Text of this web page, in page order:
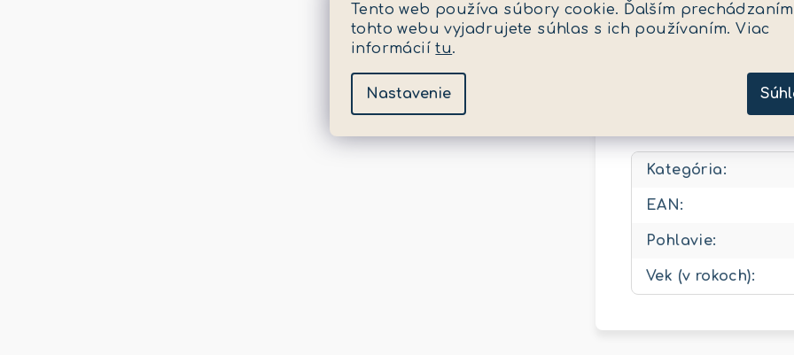
Tento web používa súbory cookie. Ďalším prechádzaním
tohto webu vyjadrujete súhlas s ich používaním. Viac
informáciítu.
Nastavenie
Sada obsahuje:
Drevené srdiečko,
kovaním na
Dodatočné
Kategória:
EAN:
Pohlavie:
Vek (v rokoch):